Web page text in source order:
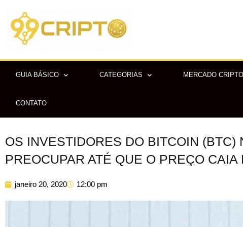
para
conteúdo
GUIA BÁSICO CATEGORIAS MERCADO
CONTATO
OS INVESTIDORES DO BITCOIN (BTC)
PREOCUPAR ATÉ QUE O PREÇO CAIA
janeiro 20, 2020 12:00 pm